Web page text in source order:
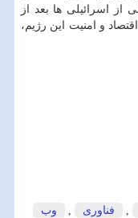
از اسرائیلی ها بعد از
و امنیت این رژیم،
, فناوری , وب